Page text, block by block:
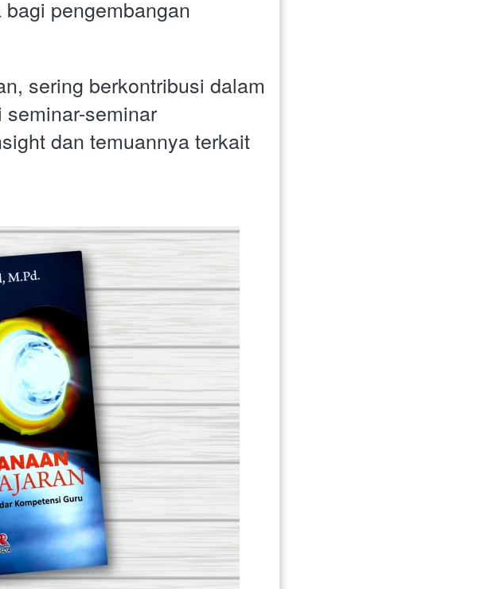
pengembangan
sering berkontribusi dalam
seminar
dan temuannya terkait